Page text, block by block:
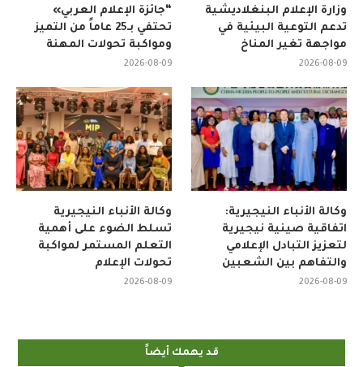
“جائزة الإعلام العربي»
تحتفي بـ25 عاماً من التميز
ومواكبة تحولات المهنة
2026-08-09
وزارة الإعلام البنغلاديشية
تدعم التوعية البيئية في
مواجهة تغير المناخ
2026-08-09
وكالة الأنباء النيجيرية
تسلط الضوء على أهمية
التعلم المستمر لمواكبة
تحولات الإعلام
2026-08-09
وكالة الأنباء النيجيرية:
اتفاقية صينية نيجيرية
لتعزيز التبادل الإعلامي
والتفاهم بين الشعبين
2026-08-09
قد يهمك أيضاً